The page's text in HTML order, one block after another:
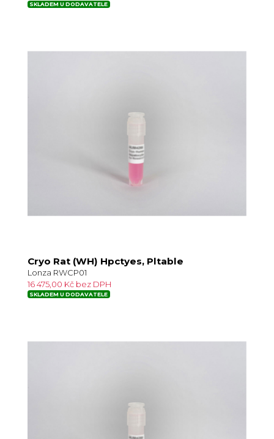
SKLADEM U DODAVATELE
Cryo Rat (WH) Hpctyes, Pltable
Lonza RWCP01
16 475,00 Kč bez DPH
SKLADEM U DODAVATELE